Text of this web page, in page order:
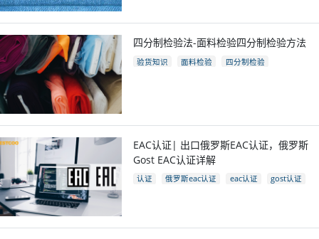
四分制检验法-面料检验四分制检验方法
验货知识 面料检验 四分制检验
EAC认证| 出口俄罗斯EAC认证，俄罗斯
Gost EAC认证详解
认证 俄罗斯eac认证 eac认证
gost认证